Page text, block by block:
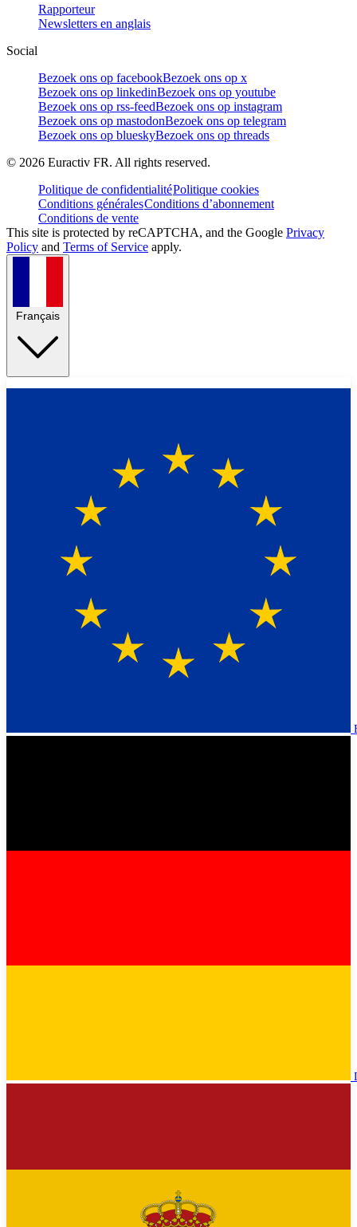
Rapporteur
Newsletters en anglais
Social
Bezoek ons op facebookBezoek ons op x
Bezoek ons op linkedinBezoek ons op youtube
Bezoek ons op rss-feedBezoek ons op instagram
Bezoek ons op mastodonBezoek ons op telegram
Bezoek ons op blueskyBezoek ons op threads
© 2026 Euractiv FR. All rights reserved.
Politique de confidentialitéPolitique cookies
Conditions généralesConditions d’abonnement
Conditions de vente
This site is protected by reCAPTCHA, and the Google Privacy
Policy and Terms of Service apply.
Français